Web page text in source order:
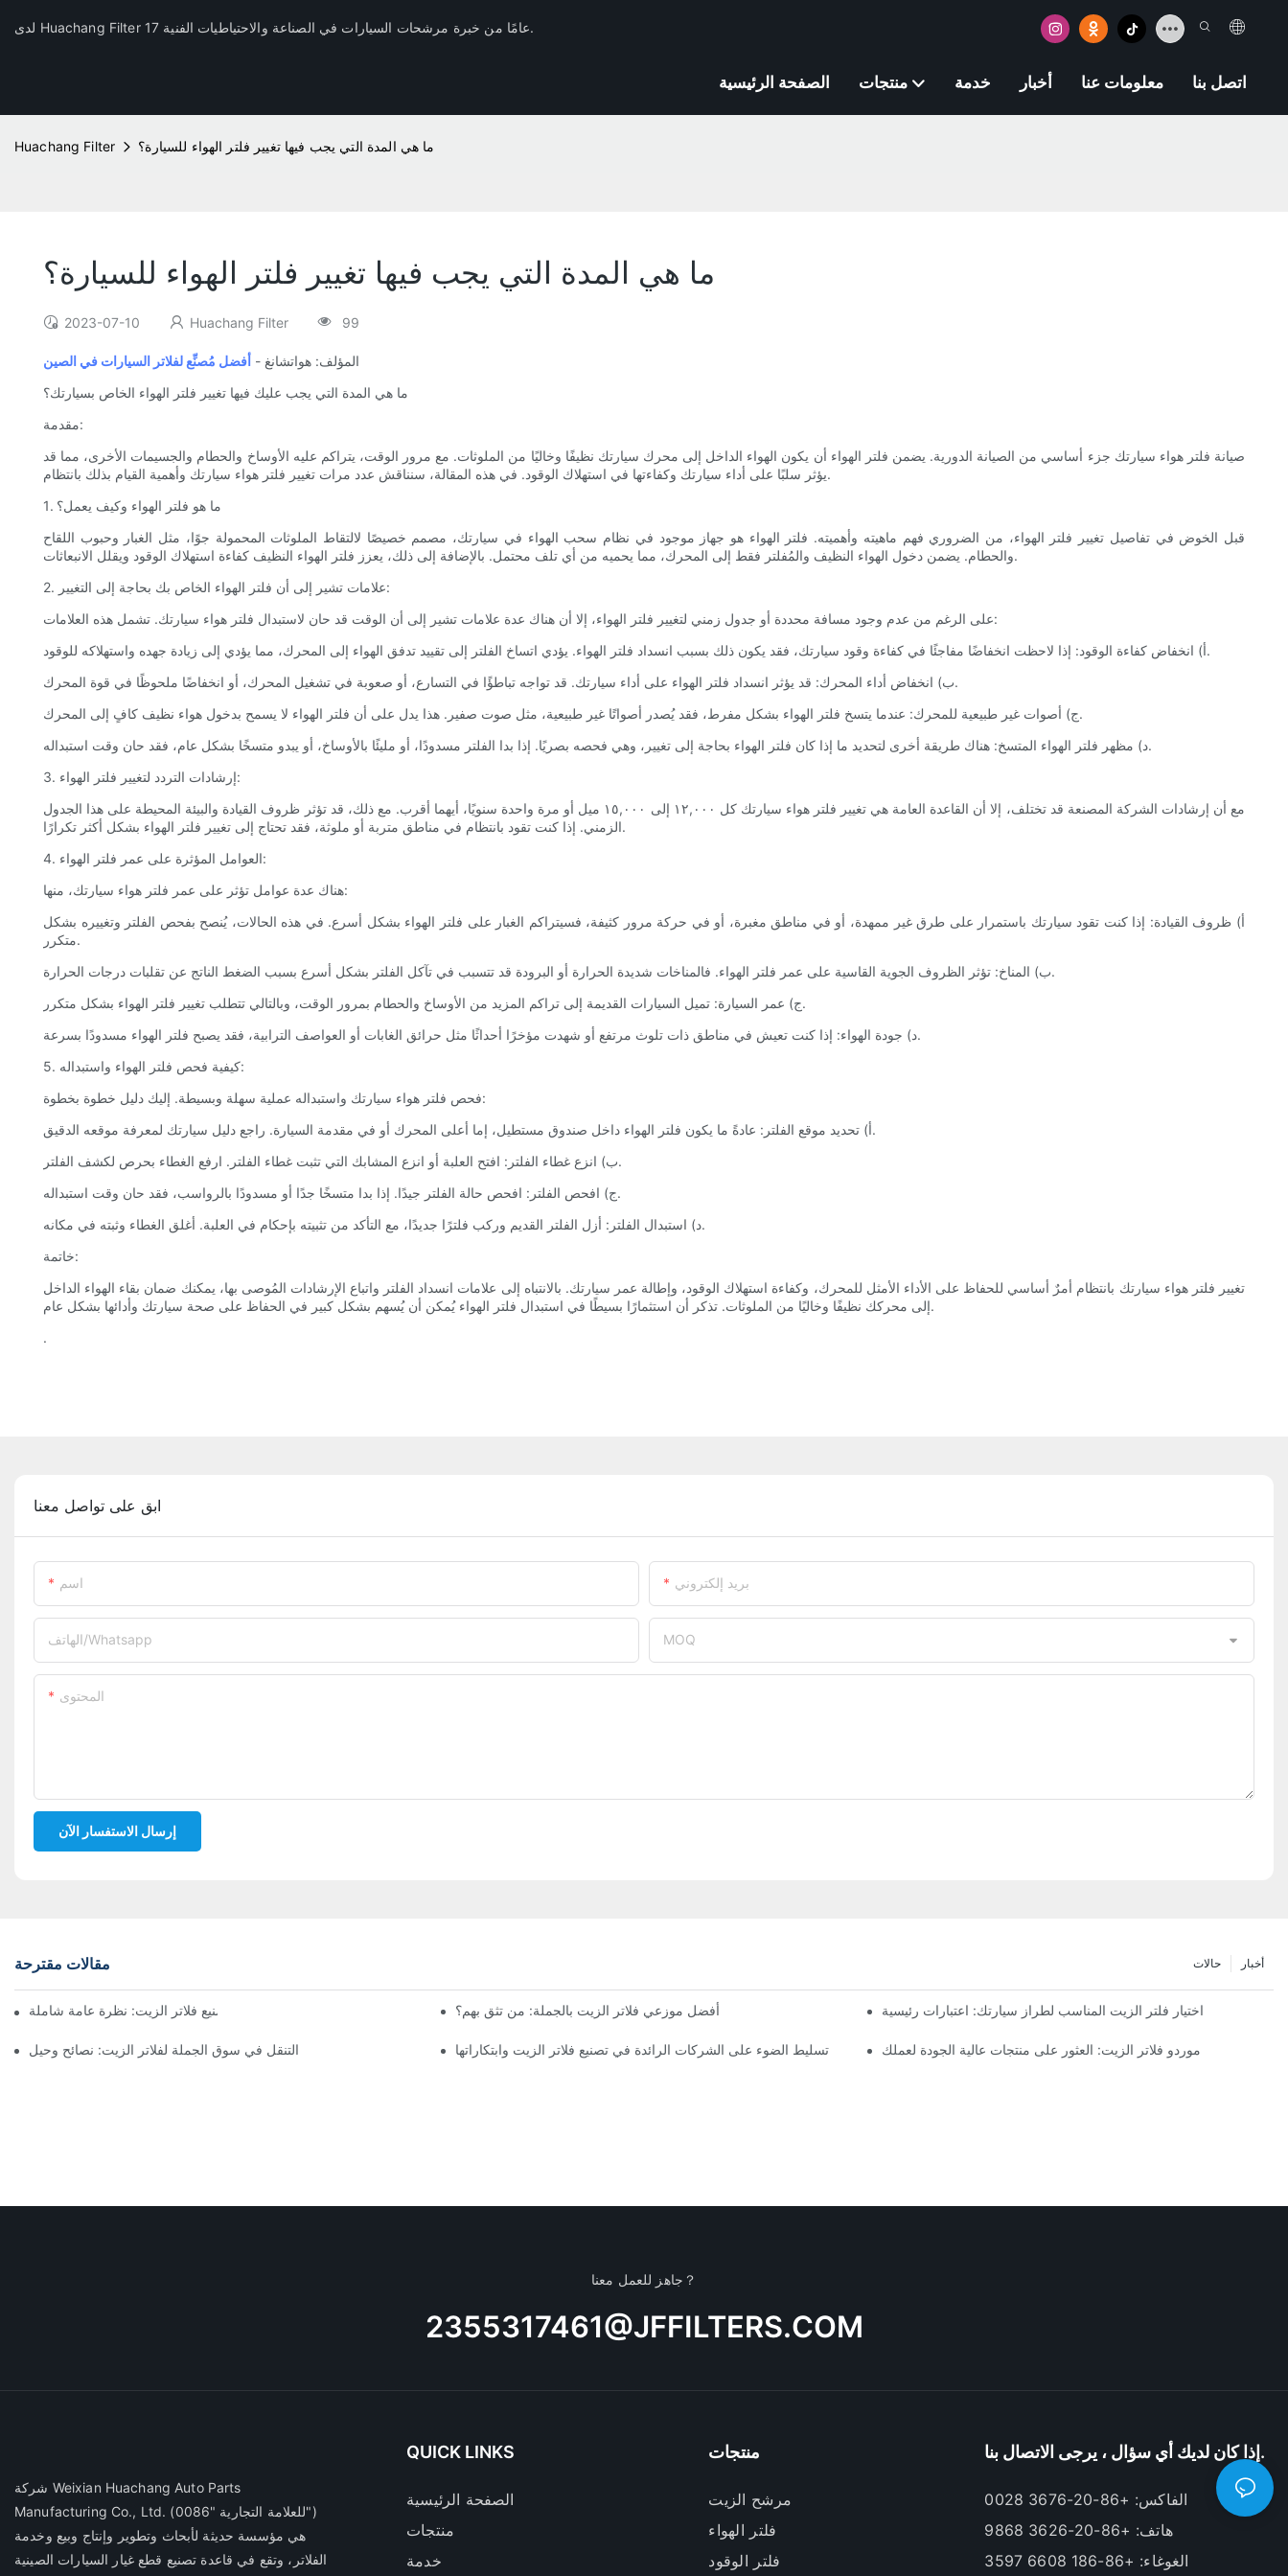
لدى Huachang Filter 17 عامًا من خبرة مرشحات السيارات في الصناعة والاحتياطيات الفنية.
الصفحة الرئيسية منتجات خدمة أخبار معلومات عنا اتصل بنا
Huachang Filter ما هي المدة التي يجب فيها تغيير فلتر الهواء للسيارة؟
ما هي المدة التي يجب فيها تغيير فلتر الهواء للسيارة؟
2023-07-10 Huachang Filter 99
المؤلف: هواتشانغ - أفضل مُصنِّع لفلاتر السيارات في الصين
ما هي المدة التي يجب عليك فيها تغيير فلتر الهواء الخاص بسيارتك؟
مقدمة:
صيانة فلتر هواء سيارتك جزء أساسي من الصيانة الدورية. يضمن فلتر الهواء أن يكون الهواء الداخل إلى محرك سيارتك نظيفًا وخاليًا من الملوثات. مع مرور الوقت، يتراكم عليه الأوساخ والحطام والجسيمات الأخرى، مما قد
يؤثر سلبًا على أداء سيارتك وكفاءتها في استهلاك الوقود. في هذه المقالة، سنناقش عدد مرات تغيير فلتر هواء سيارتك وأهمية القيام بذلك بانتظام.
1. ما هو فلتر الهواء وكيف يعمل؟
قبل الخوض في تفاصيل تغيير فلتر الهواء، من الضروري فهم ماهيته وأهميته. فلتر الهواء هو جهاز موجود في نظام سحب الهواء في سيارتك، مصمم خصيصًا لالتقاط الملوثات المحمولة جوًا، مثل الغبار وحبوب اللقاح
والحطام. يضمن دخول الهواء النظيف والمُفلتر فقط إلى المحرك، مما يحميه من أي تلف محتمل. بالإضافة إلى ذلك، يعزز فلتر الهواء النظيف كفاءة استهلاك الوقود ويقلل الانبعاثات.
2. علامات تشير إلى أن فلتر الهواء الخاص بك بحاجة إلى التغيير:
على الرغم من عدم وجود مسافة محددة أو جدول زمني لتغيير فلتر الهواء، إلا أن هناك عدة علامات تشير إلى أن الوقت قد حان لاستبدال فلتر هواء سيارتك. تشمل هذه العلامات:
أ) انخفاض كفاءة الوقود: إذا لاحظت انخفاضًا مفاجئًا في كفاءة وقود سيارتك، فقد يكون ذلك بسبب انسداد فلتر الهواء. يؤدي اتساخ الفلتر إلى تقييد تدفق الهواء إلى المحرك، مما يؤدي إلى زيادة جهده واستهلاكه للوقود.
ب) انخفاض أداء المحرك: قد يؤثر انسداد فلتر الهواء على أداء سيارتك. قد تواجه تباطؤًا في التسارع، أو صعوبة في تشغيل المحرك، أو انخفاضًا ملحوظًا في قوة المحرك.
ج) أصوات غير طبيعية للمحرك: عندما يتسخ فلتر الهواء بشكل مفرط، فقد يُصدر أصواتًا غير طبيعية، مثل صوت صفير. هذا يدل على أن فلتر الهواء لا يسمح بدخول هواء نظيف كافٍ إلى المحرك.
د) مظهر فلتر الهواء المتسخ: هناك طريقة أخرى لتحديد ما إذا كان فلتر الهواء بحاجة إلى تغيير، وهي فحصه بصريًا. إذا بدا الفلتر مسدودًا، أو مليئًا بالأوساخ، أو يبدو متسخًا بشكل عام، فقد حان وقت استبداله.
3. إرشادات التردد لتغيير فلتر الهواء:
مع أن إرشادات الشركة المصنعة قد تختلف، إلا أن القاعدة العامة هي تغيير فلتر هواء سيارتك كل ١٢,٠٠٠ إلى ١٥,٠٠٠ ميل أو مرة واحدة سنويًا، أيهما أقرب. مع ذلك، قد تؤثر ظروف القيادة والبيئة المحيطة على هذا الجدول
الزمني. إذا كنت تقود بانتظام في مناطق متربة أو ملوثة، فقد تحتاج إلى تغيير فلتر الهواء بشكل أكثر تكرارًا.
4. العوامل المؤثرة على عمر فلتر الهواء:
هناك عدة عوامل تؤثر على عمر فلتر هواء سيارتك، منها:
أ) ظروف القيادة: إذا كنت تقود سيارتك باستمرار على طرق غير ممهدة، أو في مناطق مغبرة، أو في حركة مرور كثيفة، فسيتراكم الغبار على فلتر الهواء بشكل أسرع. في هذه الحالات، يُنصح بفحص الفلتر وتغييره بشكل
متكرر.
ب) المناخ: تؤثر الظروف الجوية القاسية على عمر فلتر الهواء. فالمناخات شديدة الحرارة أو البرودة قد تتسبب في تآكل الفلتر بشكل أسرع بسبب الضغط الناتج عن تقلبات درجات الحرارة.
ج) عمر السيارة: تميل السيارات القديمة إلى تراكم المزيد من الأوساخ والحطام بمرور الوقت، وبالتالي تتطلب تغيير فلتر الهواء بشكل متكرر.
د) جودة الهواء: إذا كنت تعيش في مناطق ذات تلوث مرتفع أو شهدت مؤخرًا أحداثًا مثل حرائق الغابات أو العواصف الترابية، فقد يصبح فلتر الهواء مسدودًا بسرعة.
5. كيفية فحص فلتر الهواء واستبداله:
فحص فلتر هواء سيارتك واستبداله عملية سهلة وبسيطة. إليك دليل خطوة بخطوة:
أ) تحديد موقع الفلتر: عادةً ما يكون فلتر الهواء داخل صندوق مستطيل، إما أعلى المحرك أو في مقدمة السيارة. راجع دليل سيارتك لمعرفة موقعه الدقيق.
ب) انزع غطاء الفلتر: افتح العلبة أو انزع المشابك التي تثبت غطاء الفلتر. ارفع الغطاء بحرص لكشف الفلتر.
ج) افحص الفلتر: افحص حالة الفلتر جيدًا. إذا بدا متسخًا جدًا أو مسدودًا بالرواسب، فقد حان وقت استبداله.
د) استبدال الفلتر: أزل الفلتر القديم وركب فلترًا جديدًا، مع التأكد من تثبيته بإحكام في العلبة. أغلق الغطاء وثبته في مكانه.
خاتمة:
تغيير فلتر هواء سيارتك بانتظام أمرٌ أساسي للحفاظ على الأداء الأمثل للمحرك، وكفاءة استهلاك الوقود، وإطالة عمر سيارتك. بالانتباه إلى علامات انسداد الفلتر واتباع الإرشادات المُوصى بها، يمكنك ضمان بقاء الهواء الداخل
إلى محركك نظيفًا وخاليًا من الملوثات. تذكر أن استثمارًا بسيطًا في استبدال فلتر الهواء يُمكن أن يُسهم بشكل كبير في الحفاظ على صحة سيارتك وأدائها بشكل عام.
.
ابق على تواصل معنا
اسم بريد إلكتروني
الهاتف/whatsapp MOQ
المحتوى
إرسال الاستفسار الآن
مقالات مقترحة أخبار حالات
أفضل شركات تصنيع فلاتر الزيت: نظرة عامة شاملة أفضل موزعي فلاتر الزيت بالجملة: من تثق بهم؟ اختيار فلتر الزيت المناسب لطراز سيارتك: اعتبارات رئيسية
التنقل في سوق الجملة لفلاتر الزيت: نصائح وحيل تسليط الضوء على الشركات الرائدة في تصنيع فلاتر الزيت وابتكاراتها موردو فلاتر الزيت: العثور على منتجات عالية الجودة لعملك
جاهز للعمل معنا？
2355317461@JFFILTERS.COM
شركة Weixian Huachang Auto Parts
Manufacturing Co., Ltd. (للعلامة التجارية "0086")
هي مؤسسة حديثة لأبحاث وتطوير وإنتاج وبيع وخدمة
الفلاتر، وتقع في قاعدة تصنيع قطع غيار السيارات الصينية
QUICK LINKS
الصفحة الرئيسية
منتجات
خدمة
منتجات
مرشح الزيت
فلتر الهواء
فلتر الوقود
إذا كان لديك أي سؤال ، يرجى الاتصال بنا.
الفاكس: +86-20-3676 0028
هاتف: +86-20-3626 9868
الغوغاء: +86-186 6608 3597